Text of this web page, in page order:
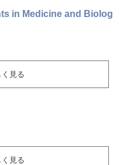
in Medicine and Biolog
く見る
く見る